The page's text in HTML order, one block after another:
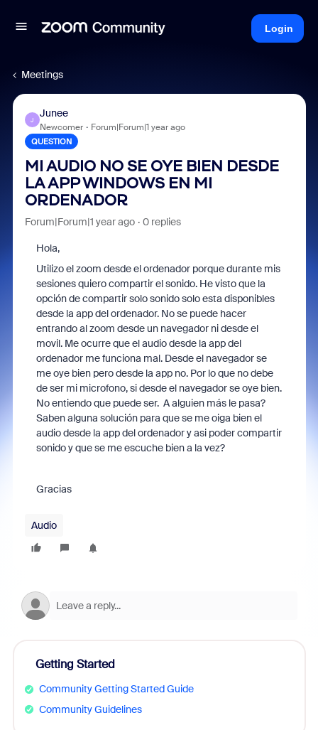
Login
Meetings
J
Junee
Newcomer Forum|Forum|1 year ago
QUESTION
MI AUDIO NO SE OYE BIEN DESDE
LA APP WINDOWS EN MI
ORDENADOR
Forum|Forum|1 year ago 0 replies
Hola,
Utilizo el zoom desde el ordenador porque durante mis
sesiones quiero compartir el sonido. He visto que la
opción de compartir solo sonido solo esta disponibles
desde la app del ordenador. No se puede hacer
entrando al zoom desde un navegador ni desde el
movil. Me ocurre que el audio desde la app del
ordenador me funciona mal. Desde el navegador se
me oye bien pero desde la app no. Por lo que no debe
de ser mi microfono, si desde el navegador se oye bien.
No entiendo que puede ser. A alguien más le pasa?
Saben alguna solución para que se me oiga bien el
audio desde la app del ordenador y asi poder compartir
sonido y que se me escuche bien a la vez?
Gracias
Audio
Getting Started
Community Getting Started Guide
Community Guidelines